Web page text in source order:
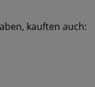
kauften auch: